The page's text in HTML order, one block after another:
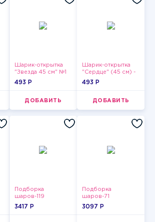
Шарик-открытка
"Звезда 45 см" №1
493 P
ДОБАВИТЬ
Шарик-открытка
"Сердце" (45 см) -
2
493 P
ДОБАВИТЬ
Подборка
шаров-119
3417 P
Подборка
шаров-71
3097 P